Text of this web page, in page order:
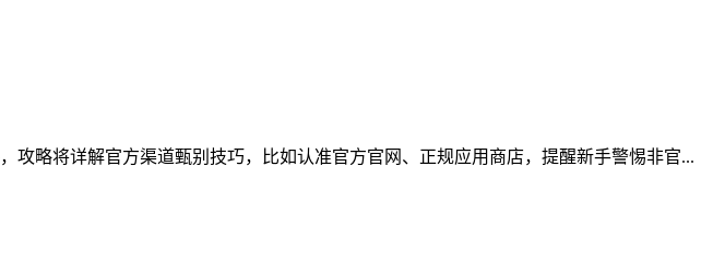
略将详解官方渠道甄别技巧，比如认准官方官网、正规应用商店，提醒新手警惕非官...